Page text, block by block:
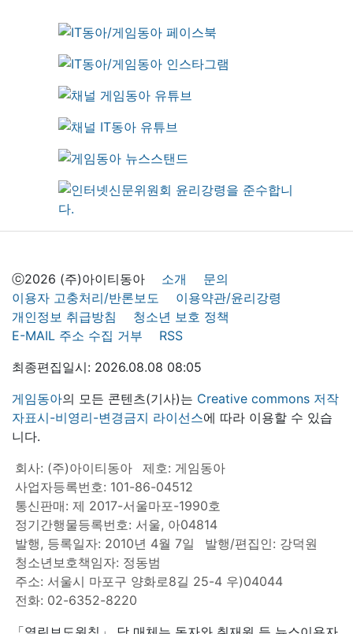
ⓒ2026 (주)아이티동아 소개
문의
이용자 고충처리/반론보도
이용약관/윤리강령
개인정보 취급방침
청소년 보호 정책
E-MAIL 주소 수집 거부
RSS
최종편집일시: 2026.08.08 08:05
게임동아의 모든 콘텐츠(기사)는 Creative commons 저작
자표시-비영리-변경금지 라이선스에 따라 이용할 수 있습
니다.
회사: (주)아이티동아
제호: 게임동아
사업자등록번호: 101-86-04512
통신판매: 제 2017-서울마포-1990호
정기간행물등록번호: 서울, 아04814
발행, 등록일자: 2010년 4월 7일
발행/편집인: 강덕원
청소년보호책임자: 정동범
주소: 서울시 마포구 양화로8길 25-4 우)04044
전화: 02-6352-8220